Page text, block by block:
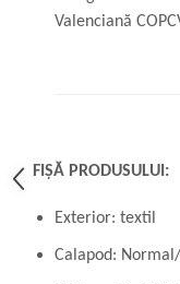
Valenciană
FIȘĂ PRODUSULUI:
Exterior: textil
Calapod: